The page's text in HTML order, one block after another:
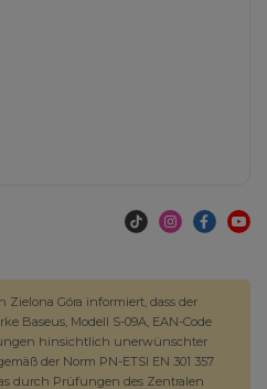
Zielona Góra informiert, dass der
Baseus, Modell S-09A, EAN-Code
hinsichtlich unerwünschter
der Norm PN-ETSI EN 301 357
durch Prüfungen des Zentralen